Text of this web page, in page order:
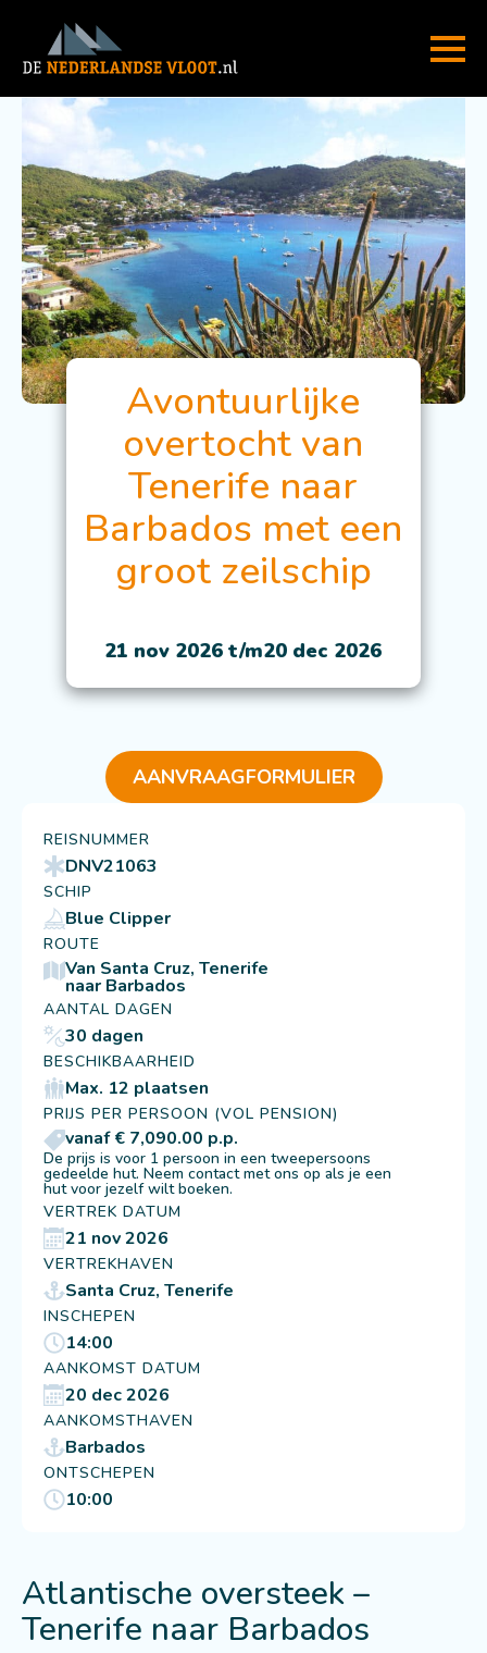
Avontuurlijke
overtocht van
Tenerife naar
Barbados met een
groot zeilschip
21 nov 2026 t/m20 dec 2026
AANVRAAGFORMULIER
REISNUMMER
DNV21063
SCHIP
Blue Clipper
ROUTE
Van Santa Cruz, Tenerife
naar Barbados
AANTAL DAGEN
30 dagen
BESCHIKBAARHEID
Max. 12 plaatsen
PRIJS PER PERSOON (VOL PENSION)
vanaf € 7,090.00 p.p.
De prijs is voor 1 persoon in een tweepersoons
gedeelde hut. Neem contact met ons op als je een
hut voor jezelf wilt boeken.
VERTREK DATUM
21 nov 2026
VERTREKHAVEN
Santa Cruz, Tenerife
INSCHEPEN
14:00
AANKOMST DATUM
20 dec 2026
AANKOMSTHAVEN
Barbados
ONTSCHEPEN
10:00
Atlantische oversteek –
Tenerife naar Barbados